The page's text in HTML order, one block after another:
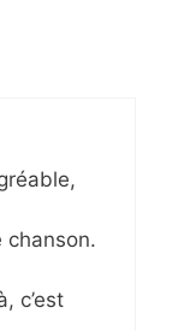
chanson.
c’est